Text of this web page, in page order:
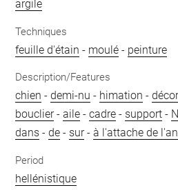
argile
Techniques
feuille d'étain - moulé - peinture
Description/Features
chien -demi-nu - himation -
bouclier-aile -cadre - support -
dans -de - sur-à l'attache de
Period
hellénistique